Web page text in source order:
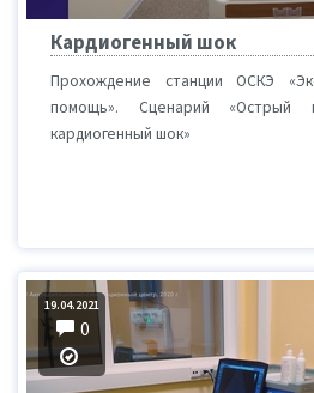
Кардиогенный шок
Прохождение станции ОСКЭ
помощь». Сценарий «Острый
кардиогенный шок»
19.04.2021
0